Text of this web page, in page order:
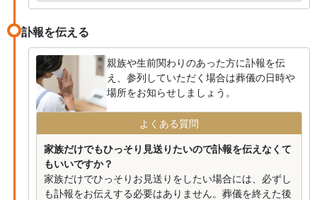
訃報を伝える
親族や生前関わりのあった方に訃報を伝
え、参列していただく場合は葬儀の日時や
場所をお知らせしましょう。
よくある質問
家族だけでもひっそり見送りたいので訃報を伝えなくて
もいいですか？
家族だけでひっそりお見送りをしたい場合には、必ずし
も訃報をお伝えする必要はありません。葬儀を終えた後